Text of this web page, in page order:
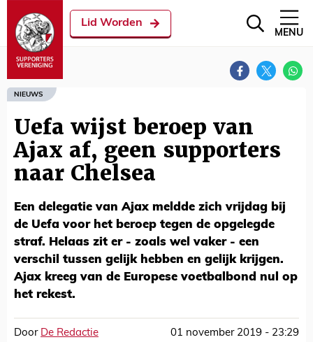
Lid Worden
MENU
NIEUWS
Uefa wijst beroep van
Ajax af, geen supporters
naar Chelsea
Een delegatie van Ajax meldde zich vrijdag bij
de Uefa voor het beroep tegen de opgelegde
straf. Helaas zit er - zoals wel vaker - een
verschil tussen gelijk hebben en gelijk krijgen.
Ajax kreeg van de Europese voetbalbond nul op
het rekest.
Door De Redactie 01 november 2019 - 23:29